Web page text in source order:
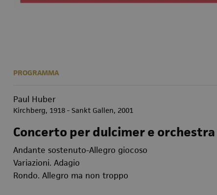
PROGRAMMA
Paul Huber
Kirchberg, 1918 - Sankt Gallen, 2001
Concerto per dulcimer e orchestra
Andante sostenuto-Allegro giocoso
Variazioni. Adagio
Rondo. Allegro ma non troppo